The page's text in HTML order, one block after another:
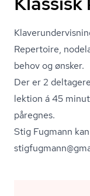
Repertoire,
behov og ønsker.
Der er 2
lektion á 45
påregnes.
Stig Fugmann